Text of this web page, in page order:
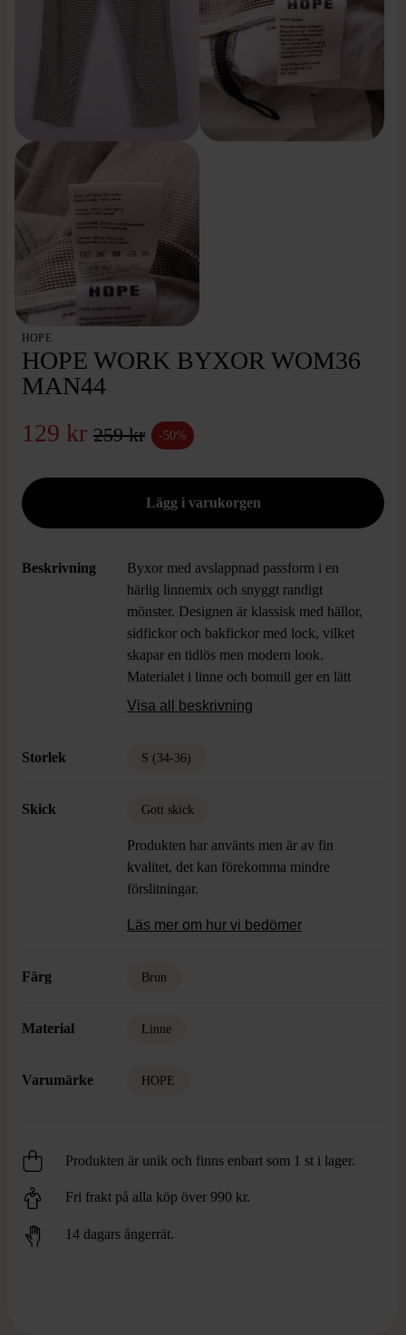
HOPE
HOPE WORK BYXOR WOM36
MAN44
129 kr 259 kr -50%
Beskrivning
Byxor med avslappnad passform i en
härlig linnemix och snyggt randigt
mönster. Designen är klassisk med hällor,
sidfickor och bakfickor med lock, vilket
skapar en tidlös men modern look.
Materialet i linne och bomull ger en lätt
och luftig känsla. Perfekta för dig som vill
Visa all beskrivning
Storlek S (34-36)
Skick Gott skick
Produkten har använts men är av fin
kvalitet, det kan förekomma mindre
förslitningar.
Läs mer om hur vi bedömer
Färg Brun
Material Linne
Varumärke HOPE
Produkten är unik och finns enbart som 1 st i lager.
Fri frakt på alla köp över 990 kr.
14 dagars ångerrät.